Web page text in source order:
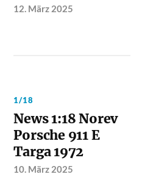
12. März 2025
1/18
News 1:18 Norev
Porsche 911 E
Targa 1972
10. März 2025